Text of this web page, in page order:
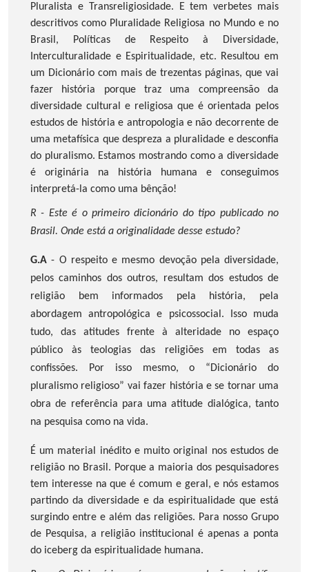
Pluralista e Transreligiosidade. E tem verbetes mais
descritivos como Pluralidade Religiosa no Mundo e no
Brasil, Políticas de Respeito à Diversidade,
Interculturalidade e Espiritualidade, etc. Resultou em
um Dicionário com mais de trezentas páginas, que vai
fazer história porque traz uma compreensão da
diversidade cultural e religiosa que é orientada pelos
estudos de história e antropologia e não decorrente de
uma metafísica que despreza a pluralidade e desconfia
do pluralismo. Estamos mostrando como a diversidade
é originária na história humana e conseguimos
interpretá-la como uma bênção!
R - Este é o primeiro dicionário do tipo publicado no
Brasil. Onde está a originalidade desse estudo?
G.A - O respeito e mesmo devoção pela diversidade,
pelos caminhos dos outros, resultam dos estudos de
religião bem informados pela história, pela
abordagem antropológica e psicossocial. Isso muda
tudo, das atitudes frente à alteridade no espaço
público às teologias das religiões em todas as
confissões. Por isso mesmo, o “Dicionário do
pluralismo religioso” vai fazer história e se tornar uma
obra de referência para uma atitude dialógica, tanto
na pesquisa como na vida.
É um material inédito e muito original nos estudos de
religião no Brasil. Porque a maioria dos pesquisadores
tem interesse na que é comum e geral, e nós estamos
partindo da diversidade e da espiritualidade que está
surgindo entre e além das religiões. Para nosso Grupo
de Pesquisa, a religião institucional é apenas a ponta
do iceberg da espiritualidade humana.